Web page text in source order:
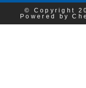
© Copyright
Powered by